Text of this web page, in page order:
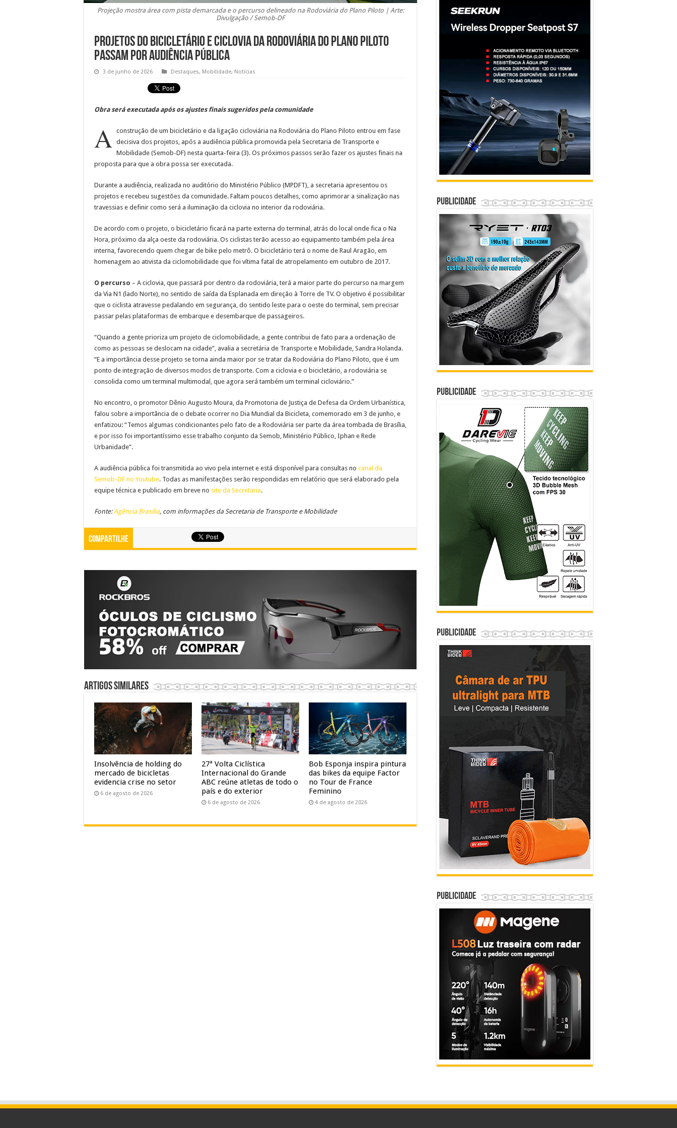
Projeção mostra área com pista demarcada e o percurso delineado na Rodoviária do Plano Piloto | Arte:
Divulgação / Semob-DF
Projetos do bicicletário e ciclovia da Rodoviária do Plano Piloto
passam por audiência pública
3 de junho de 2026 Destaques, Mobilidade, Notícias
Obra será executada após os ajustes finais sugeridos pela comunidade
A construção de um bicicletário e da ligação cicloviária na Rodoviária do Plano Piloto entrou em fase
decisiva dos projetos, após a audiência pública promovida pela Secretaria de Transporte e
Mobilidade (Semob-DF) nesta quarta-feira (3). Os próximos passos serão fazer os ajustes finais na
proposta para que a obra possa ser executada.
Durante a audiência, realizada no auditório do Ministério Público (MPDFT), a secretaria apresentou os
projetos e recebeu sugestões da comunidade. Faltam poucos detalhes, como aprimorar a sinalização nas
travessias e definir como será a iluminação da ciclovia no interior da rodoviária.
De acordo com o projeto, o bicicletário ficará na parte externa do terminal, atrás do local onde fica o Na
Hora, próximo da alça oeste da rodoviária. Os ciclistas terão acesso ao equipamento também pela área
interna, favorecendo quem chegar de bike pelo metrô. O bicicletário terá o nome de Raul Aragão, em
homenagem ao ativista da ciclomobilidade que foi vítima fatal de atropelamento em outubro de 2017.
O percurso – A ciclovia, que passará por dentro da rodoviária, terá a maior parte do percurso na margem
da Via N1 (lado Norte), no sentido de saída da Esplanada em direção à Torre de TV. O objetivo é possibilitar
que o ciclista atravesse pedalando em segurança, do sentido leste para o oeste do terminal, sem precisar
passar pelas plataformas de embarque e desembarque de passageiros.
“Quando a gente prioriza um projeto de ciclomobilidade, a gente contribui de fato para a ordenação de
como as pessoas se deslocam na cidade”, avalia a secretária de Transporte e Mobilidade, Sandra Holanda.
“E a importância desse projeto se torna ainda maior por se tratar da Rodoviária do Plano Piloto, que é um
ponto de integração de diversos modos de transporte. Com a ciclovia e o bicicletário, a rodoviária se
consolida como um terminal multimodal, que agora será também um terminal cicloviário.”
No encontro, o promotor Dênio Augusto Moura, da Promotoria de Justiça de Defesa da Ordem Urbanística,
falou sobre a importância de o debate ocorrer no Dia Mundial da Bicicleta, comemorado em 3 de junho, e
enfatizou: “Temos algumas condicionantes pelo fato de a Rodoviária ser parte da área tombada de Brasília,
e por isso foi importantíssimo esse trabalho conjunto da Semob, Ministério Público, Iphan e Rede
Urbanidade”.
A audiência pública foi transmitida ao vivo pela internet e está disponível para consultas no canal da
Semob-DF no Youtube. Todas as manifestações serão respondidas em relatório que será elaborado pela
equipe técnica e publicado em breve no site da Secretaria.
Fonte:Agência Brasília, com informações da Secretaria de Transporte e Mobilidade
Compartilhe
Artigos similares
Insolvência de holding do
mercado de bicicletas
evidencia crise no setor
6 de agosto de 2026
27ª Volta Ciclística
Internacional do Grande
ABC reúne atletas de todo o
país e do exterior
6 de agosto de 2026
Bob Esponja inspira pintura
das bikes da equipe Factor
no Tour de France
Feminino
4 de agosto de 2026
Publicidade
Publicidade
Publicidade
Publicidade